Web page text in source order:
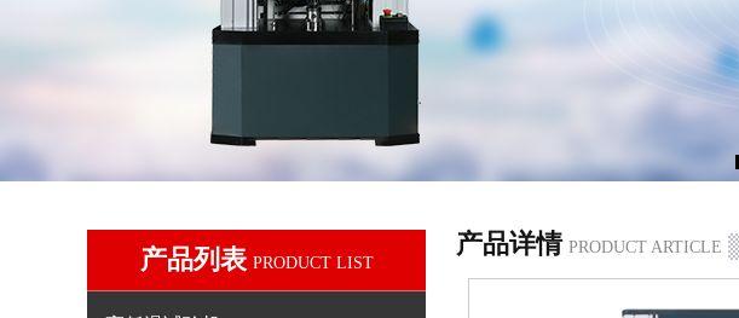
产品列表 PRODUCT LIST
产品详情 PRODUCT ARTICLE